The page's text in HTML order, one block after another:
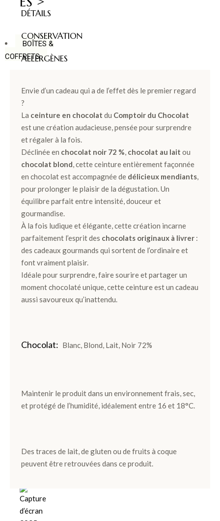
BOÎTES &
COFFRETS
Ballotins
de
Chocolats
Box
et
Panier
Coffrets
de
plantation
Gourmand
Chocolat
Noir
Chocolat
Noir et
Pièces
LES
COLLECTIONS
DÉTAILS
CONSERVATION
ALLERGÈNES
Envie d’un cadeau qui a de l’effet dès le premier regard
?
La ceinture en chocolat du Comptoir du Chocolat
est une création audacieuse, pensée pour surprendre
et régaler à la fois.
Déclinée en chocolat noir 72 %, chocolat au lait ou
chocolat blond, cette ceinture entièrement façonnée
en chocolat est accompagnée de délicieux mendiants,
pour prolonger le plaisir de la dégustation. Un
équilibre parfait entre intensité, douceur et
gourmandise.
À la fois ludique et élégante, cette création incarne
parfaitement l’esprit des chocolats originaux à livrer :
des cadeaux gourmands qui sortent de l’ordinaire et
font vraiment plaisir.
Idéale pour surprendre, faire sourire et partager un
moment chocolaté unique, cette ceinture est un cadeau
aussi savoureux qu’inattendu.
Chocolat Blanc, Blond, Lait, Noir 72%
Maintenir le produit dans un environnement frais, sec,
et protégé de l’humidité, idéalement entre 16 et 18°C.
Des traces de lait, de gluten ou de fruits à coque
peuvent être retrouvées dans ce produit.